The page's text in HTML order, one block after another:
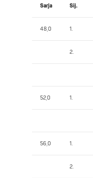
Sarja Sij.
48,0 1.
2.
52,0 1.
56,0 1.
2.